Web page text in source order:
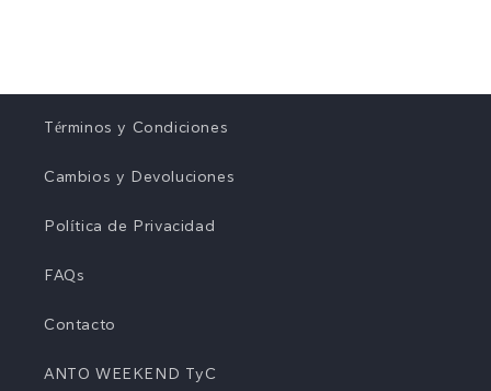
Términos y Condiciones
Cambios y Devoluciones
Política de Privacidad
FAQs
Contacto
ANTO WEEKEND TyC